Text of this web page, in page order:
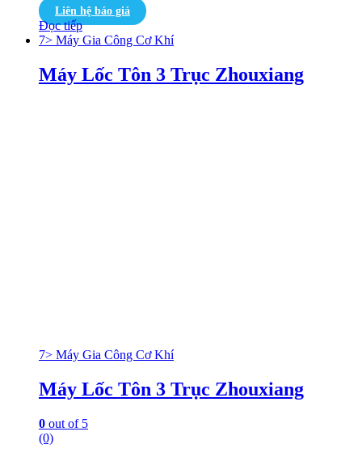
Liên hệ báo giá
Đọc tiếp
7> Máy Gia Công Cơ Khí
Máy Lốc Tôn 3 Trục Zhouxiang
7> Máy Gia Công Cơ Khí
Máy Lốc Tôn 3 Trục Zhouxiang
0 out of 5
(0)